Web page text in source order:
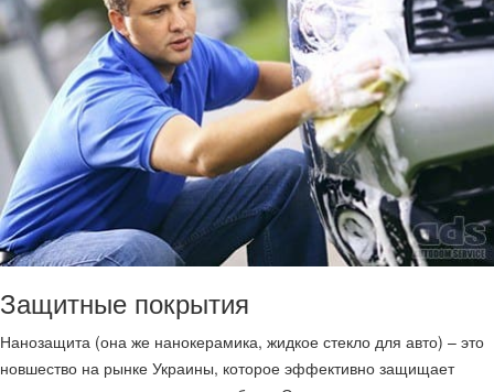
Защитные покрытия
Нанозащита (она же нанокерамика, жидкое стекло для авто) – это
новшество на рынке Украины, которое эффективно защищает